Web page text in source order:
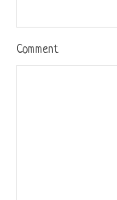
Comment